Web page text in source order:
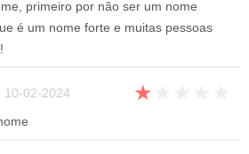
primeiro por não ser um nome
é um nome forte e muitas pessoas
02-2024 ★